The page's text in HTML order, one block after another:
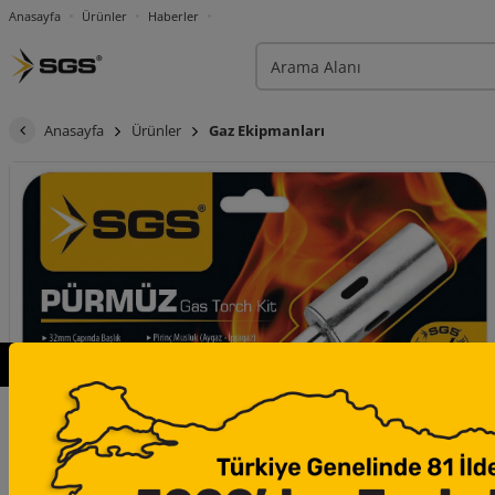
Anasayfa Ürünler Haberler
Anasayfa Ürünler Gaz Ekipmanları